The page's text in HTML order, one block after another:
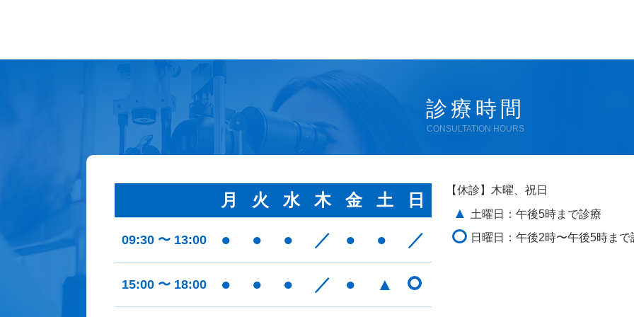
診療時間
CONSULTATION HOURS
月 火 水 木 金 土 日
09:30 〜 13:00 ● ● ● ／ ● ● ／
15:00 〜 18:00 ● ● ● ／ ● ▲
【休診】木曜、祝日
▲
土曜日：午後5時まで診療
日曜日：午後2時〜午後5時まで